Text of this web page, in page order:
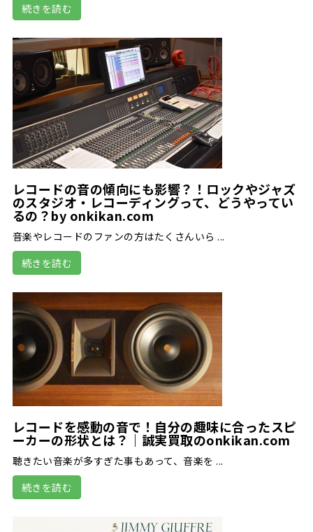
続きを読む
レコードの音の傾向にも影響？！ロックやジャズ
のスタジオ・レコーディングって、どうやってい
るの？by onkikan.com
音楽やレコードのファンの方はたくさんいら ...
続きを読む
レコードを感動の音で！自分の趣味に合ったスピ
ーカーの形状とは？｜誠実買取のonkikan.com
聴きたい音楽が多すぎた事もあって、音楽を ...
続きを読む